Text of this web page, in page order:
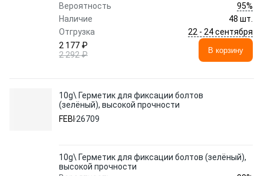
Вероятность
95%
Наличие
48 шт.
Отгрузка
22 - 24 сентября
2 177 ₽
2 292 ₽
В корзину
10g\ Герметик для фиксации болтов
(зелёный), высокой прочности
FEBI 26709
10g\ Герметик для фиксации болтов (зелёный),
высокой прочности